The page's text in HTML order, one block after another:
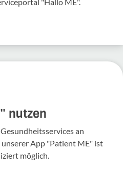
nutzen
an
App "Patient ME" ist
möglich.